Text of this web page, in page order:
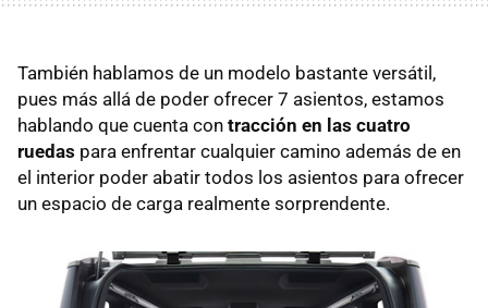
También hablamos de un modelo bastante versátil,
pues más allá de poder ofrecer 7 asientos, estamos
hablando que cuenta con tracción en las cuatro
ruedas para enfrentar cualquier camino además de en
el interior poder abatir todos los asientos para ofrecer
un espacio de carga realmente sorprendente.